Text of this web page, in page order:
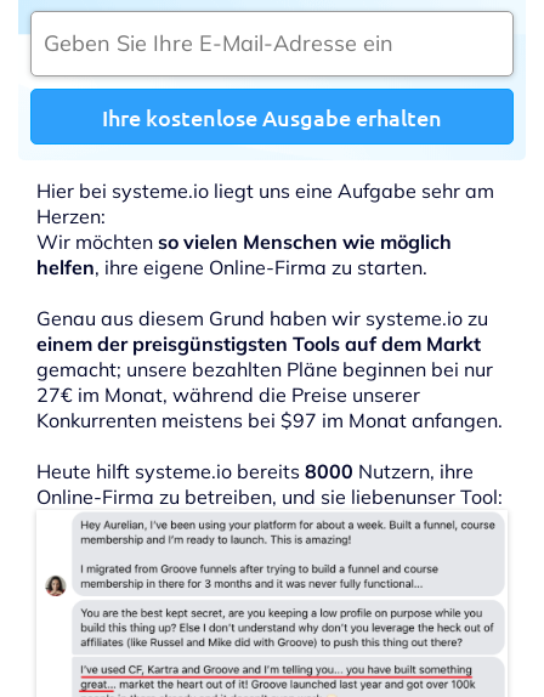
Ihre kostenlose Ausgabe erhalten
Hier bei systeme.io liegt uns eine Aufgabe sehr am
Herzen:
Wir möchten so vielen Menschen wie möglich
helfen, ihre eigene Online-Firma zu starten.
Genau aus diesem Grund haben wir systeme.io zu
einem der preisgünstigsten Tools auf dem Markt
gemacht; unsere bezahlten Pläne beginnen bei nur
27€ im Monat, während die Preise unserer
Konkurrenten meistens bei $97 im Monat anfangen.
Heute hilft systeme.io bereits 8000 Nutzern, ihre
Online-Firma zu betreiben, und sie liebenunser Tool: